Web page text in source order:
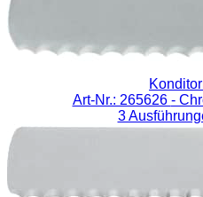
Art-Nr.: 265626 -
3